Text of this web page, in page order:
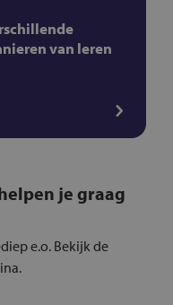
van leren
je graag
e.o. Bekijk de